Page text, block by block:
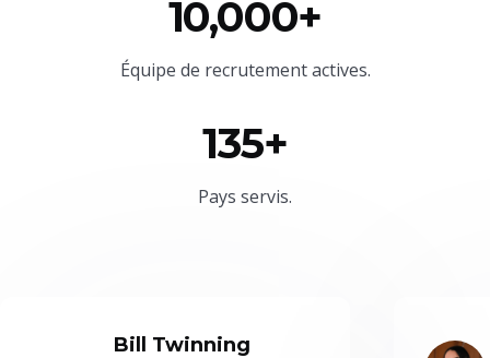
10,000+
Équipe de recrutement actives.
135+
Pays servis.
Bill Twinning